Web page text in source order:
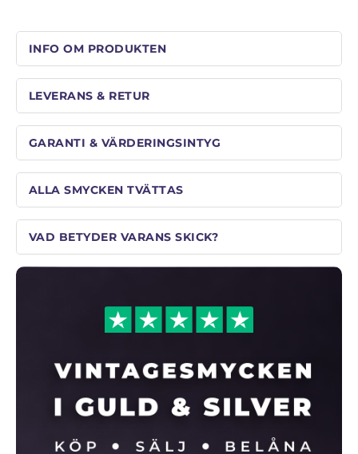
INFO OM PRODUKTEN
LEVERANS & RETUR
GARANTI & VÄRDERINGSINTYG
ALLA SMYCKEN TVÄTTAS
VAD BETYDER VARANS SKICK?